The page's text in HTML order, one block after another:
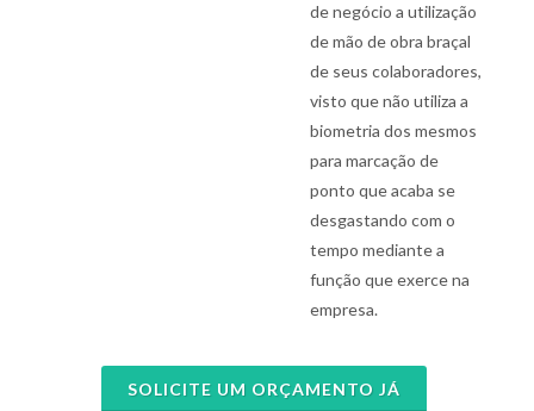
de negócio a utilização
de mão de obra braçal
de seus colaboradores,
visto que não utiliza a
biometria dos mesmos
para marcação de
ponto que acaba se
desgastando com o
tempo mediante a
função que exerce na
empresa.
SOLICITE UM ORÇAMENTO JÁ